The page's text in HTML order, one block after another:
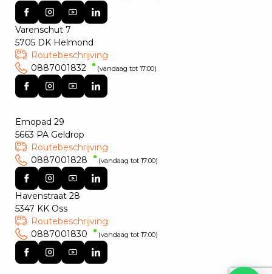
Varenschut 7
5705 DK Helmond
Routebeschrijving
0887001832
(vandaag tot 17:00)
Emopad 29
5663 PA Geldrop
Routebeschrijving
0887001828
(vandaag tot 17:00)
Havenstraat 28
5347 KK Oss
Routebeschrijving
0887001830
(vandaag tot 17:00)